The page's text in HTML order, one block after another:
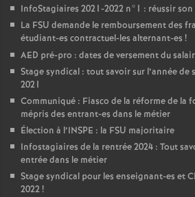
InfoStagiaires 2021-2022 n°1 : réussir
La FSU demande le remboursement des
étudiant-es contractuel-les alternant-es !
AED pré-pro : dates de versement du
Stage syndical : tout savoir sur l’année de
2021
Communiqué : Fiasco de la réforme de
mépris des entrant-es dans le métier
Élection à l’INSPE : la FSU majoritaire
Infostagiaires de la rentrée 2024 : Tout
entrée dans le métier
Stage syndical pour les enseignant-es et
2022!